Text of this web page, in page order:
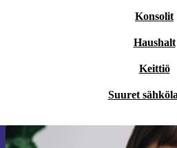
Konsolit
Haushalt
Keittiö
Suuret